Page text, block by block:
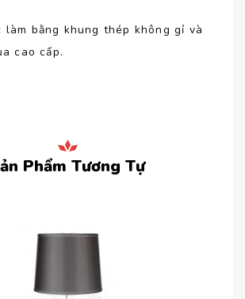
làm bằng khung thép không gỉ và
cao cấp.
Phẩm Tương Tự